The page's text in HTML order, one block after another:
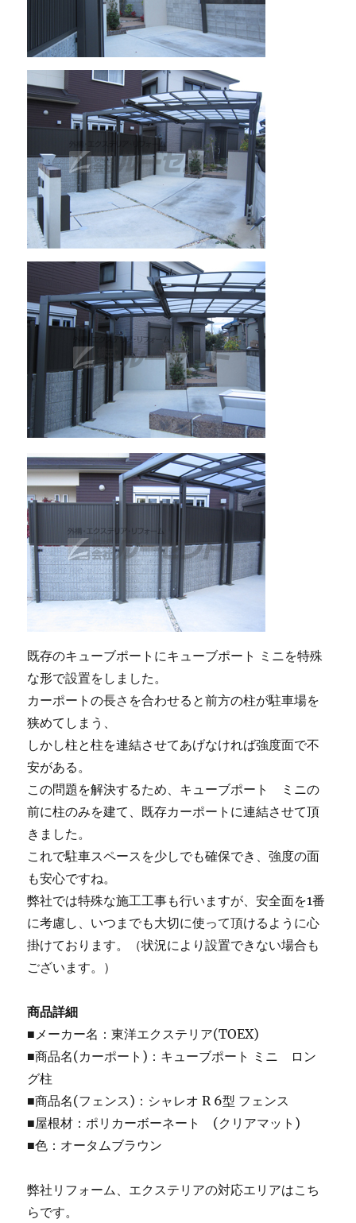
既存のキューブポートにキューブポート ミニを特殊
な形で設置をしました。
カーポートの長さを合わせると前方の柱が駐車場を
狭めてしまう、
しかし柱と柱を連結させてあげなければ強度面で不
安がある。
この問題を解決するため、キューブポート ミニの
前に柱のみを建て、既存カーポートに連結させて頂
きました。
これで駐車スペースを少しでも確保でき、強度の面
も安心ですね。
弊社では特殊な施工工事も行いますが、安全面を1番
に考慮し、いつまでも大切に使って頂けるように心
掛けております。（状況により設置できない場合も
ございます。）
商品詳細
■メーカー名：東洋エクステリア(TOEX)
■商品名(カーポート)：キューブポート ミニ ロン
グ柱
■商品名(フェンス)：シャレオ R 6型 フェンス
■屋根材：ポリカーボーネート (クリアマット)
■色：オータムブラウン
弊社リフォーム、エクステリアの対応エリアはこち
らです。